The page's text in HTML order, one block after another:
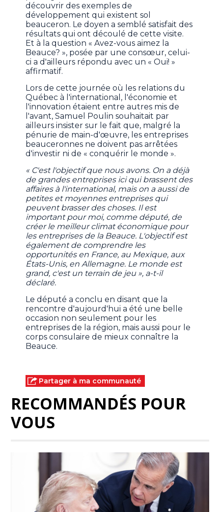
découvrir des exemples de
développement qui existent sol
beauceron. Le doyena semblé satisfait des
résultats qui ont découlé de cette visite.
Et à la question « Avez-vous aimez la
Beauce? », posée par une consœur, celui-
ci a d'ailleurs répondu avec un « Oui! »
affirmatif.
Lors de cette journée où les relations du
Québec à l'international, l'économie et
l'innovation étaient entre autres mis de
l'avant, Samuel Poulin souhaitait par
ailleurs insister sur le fait que, malgré la
pénurie de main-d'œuvre, les entreprises
beauceronnes ne doivent pas arrêtées
d'investir ni de « conquérir le monde ».
« C'est l'objectif que nous avons. On a déjà
de grandes entreprises ici qui brassent des
affaires à l'international, mais on a aussi de
petites et moyennes entreprises qui
peuvent brasser des choses. Il est
important pour moi, comme député, de
créer le meilleur climat économique pour
les entreprises de la Beauce. L'objectif est
également de comprendre les
opportunités en France, au Mexique, aux
États-Unis, en Allemagne. Le monde est
grand, c'est un terrain de jeu », a-t-il
déclaré.
Le député a conclu en disant que la
rencontre d'aujourd'hui a été une belle
occasion non seulement pour les
entreprises de la région, mais aussi pour le
corps consulaire de mieux connaître la
Beauce.
Partager à ma communauté
RECOMMANDÉS POUR
VOUS